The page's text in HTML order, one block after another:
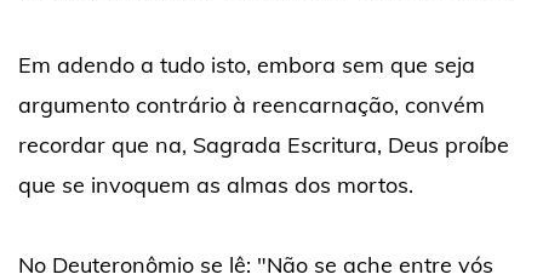
Em adendo a tudo isto, embora sem que seja
argumento contrário à reencarnação, convém
recordar que na, Sagrada Escritura, Deus proíbe
que se invoquem as almas dos mortos.
No Deuteronômio se lê: "Não se ache entre vós